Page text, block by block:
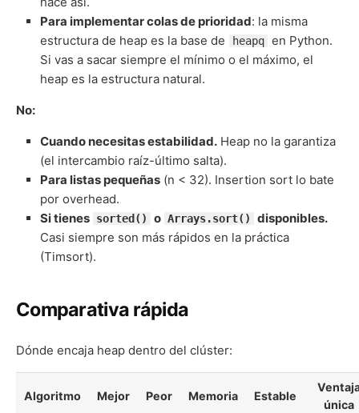
Para implementar colas de prioridad: la misma
estructura de heap es la base de
heapq en Python.
Si vas a sacar siempre el mínimo o el máximo, el
heap es la estructura natural.
No:
Cuando necesitas estabilidad. Heap no la garantiza
(el intercambio raíz-último salta).
Para listas pequeñas (n < 32). Insertion sort lo bate
por overhead.
Si tienes sorted() o Arrays.sort()
disponibles.
Casi siempre son más rápidos en la práctica
(Timsort).
Comparativa rápida
Dónde encaja heap dentro del clúster:
Algoritmo Mejor Peor Memoria Estable
única